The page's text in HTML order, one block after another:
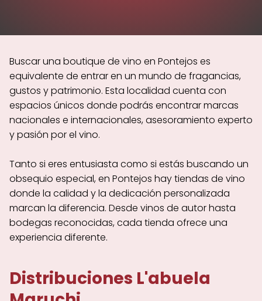
Buscar una boutique de vino en Pontejos es
equivalente de entrar en un mundo de fragancias,
gustos y patrimonio. Esta localidad cuenta con
espacios únicos donde podrás encontrar marcas
nacionales e internacionales, asesoramiento experto
y pasión por el vino.
Tanto si eres entusiasta como si estás buscando un
obsequio especial, en Pontejos hay tiendas de vino
donde la calidad y la dedicación personalizada
marcan la diferencia. Desde vinos de autor hasta
bodegas reconocidas, cada tienda ofrece una
experiencia diferente.
Distribuciones L'abuela